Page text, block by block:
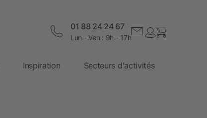
01 88 24 24 67
Lun - Ven : 9h - 17h
Inspiration Secteurs d'activités